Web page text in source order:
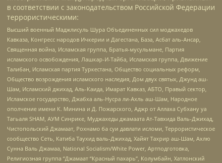
в соответствии с законодательством Российской Федерации
террористическими:
Высший военный Маджлисуль Шура Объединенных сил моджахедов
Кавказа, Конгресс народов Ичкерии и Дагестана, База, Асбат аль-Ансар,
Священная война, Исламская группа, Братья-мусульмане, Партия
исламского освобождения, Лашкар-И-Тайба, Исламская группа, Движение
Талибан, Исламская партия Туркестана, Общество социальных реформ,
Общество возрождения исламского наследия, Дом двух святых, Джунд аш-
Шам, Исламский джихад, Аль-Каида, Имарат Кавказ, АБТО, Правый сектор,
Исламское государство, Джабха аль-Нусра ли-Ахль аш-Шам, Народное
ополчение имени К. Минина и Д. Пожарского, Аджр от Аллаха Субхану уа
Тагьаля SHAM, АУМ Синрике, Муджахеды джамаата Ат-Тавхида Валь-Джихад,
Чистопольский Джамаат, Рохнамо ба суи давлати исломи, Террористическое
сообщество Сеть, Катиба Таухид валь-Джихад, Хайят Тахрир аш-Шам, Ахлю
Сунна Валь Джамаа, National Socialism/White Power, Артподготовка,
Религиозная группа “Джамаат “Красный пахарь”, Колумбайн, Хатлонский